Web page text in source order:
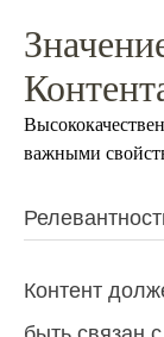
важными
Контент